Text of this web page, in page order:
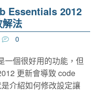
Essentials 2012
法
0
一個很好用的功能，但
更新會導致 code
介紹如何修改設定讓